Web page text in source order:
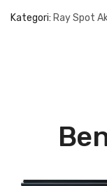
Kategori: Ray Spot